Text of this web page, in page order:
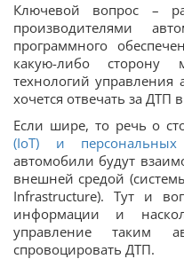
Ключевой вопрос –
производителями
программного
какую-либо сторону
технологий
хочется отвечать за ДТП
Если шире, то речь о
(IoT) и
автомобили будут
внешней средой
Infrastructure). Тут и
информации и
управление таким
спровоцировать ДТП.